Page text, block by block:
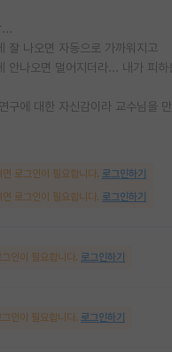
잘 나오면 자동으로 가까워지고
안나오면 멀어지더라... 내가 피
구에 대한 자신감이라 교수님을
로그인이 필요합니다. 로그인하기
로그인이 필요합니다. 로그인하기
인이 필요합니다. 로그인하기
인이 필요합니다. 로그인하기